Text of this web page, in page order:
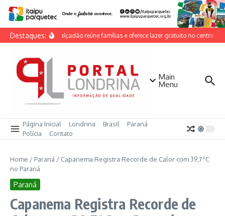
Ir para o conteúdo
Destaques:Dia do Calçadão reúne famílias e oferece lazer gratuito no centro de
Main
Menu
Página Inicial Londrina Brasil
Paraná
Polícia
Contato
Home / Paraná / Capanema Registra Recorde de Calor com 39,7ºC
no Paraná
Paraná
Capanema Registra Recorde de